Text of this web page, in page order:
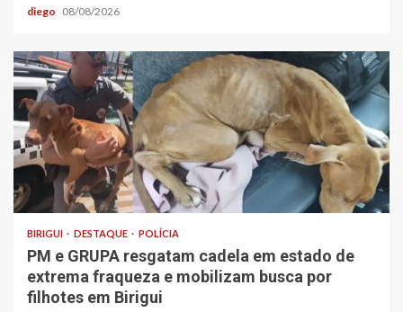
diego 08/08/2026
BIRIGUI DESTAQUE POLÍCIA
PM e GRUPA resgatam cadela em estado de
extrema fraqueza e mobilizam busca por
filhotes em Birigui